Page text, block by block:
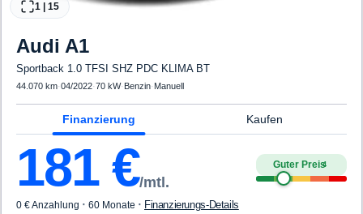
1 | 15
Audi A1
Sportback 1.0 TFSI SHZ PDC KLIMA BT
44.070 km·04/2022·70 kW· Benzin· Manuell
Finanzierung Kaufen
181€/mtl.
Guter Preis4
0 € Anzahlung · 60 Monate · Finanzierungs-Details